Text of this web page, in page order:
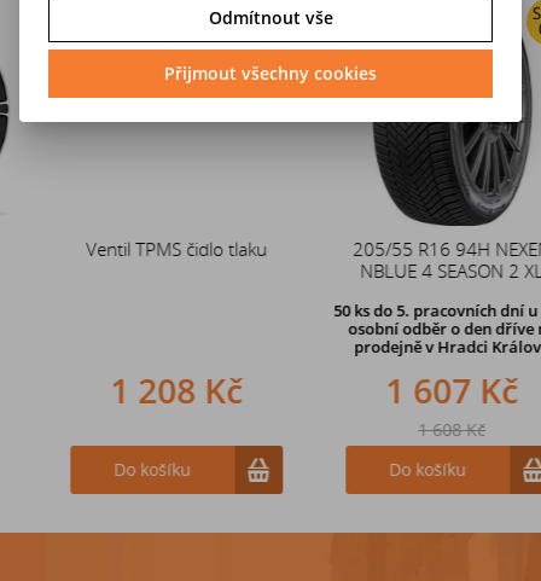
Ventil TPMS čidlo tlaku
1 208 Kč
Do košíku
Sleva
205/55 R16 94H NEXEN
NBLUE 4 SEASON 2 XL
do 5. pracovních dní u Vás,
osobní odběr o den dříve na
prodejněv Hradci Králové
1 607 Kč
1 608 Kč
Do košíku
Akce
Duše 12x4 (4.00-4) kovový
zahnutý ventil TR87
242 Kč
Do košíku
Odmítnout vše
Přijmout všechny cookies